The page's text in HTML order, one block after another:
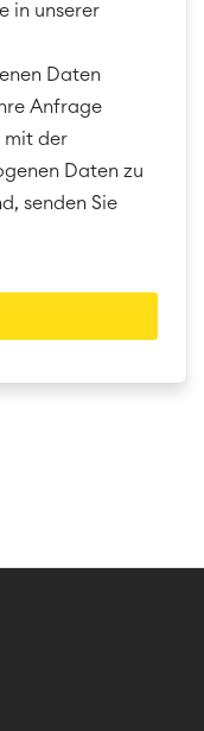
in unserer
Daten
Anfrage
mit der
Daten zu
senden Sie